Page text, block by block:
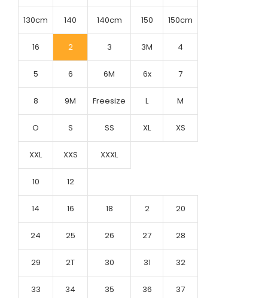
130cm 140 140cm 150 150cm
16 2 3 3M 4
5 6 6M 6x 7
8 9M Freesize L M
O S SS XL XS
XXL XXS XXXL
10 12
14 16 18 2 20
24 25 26 27 28
29 2T 30 31 32
33 34 35 36 37